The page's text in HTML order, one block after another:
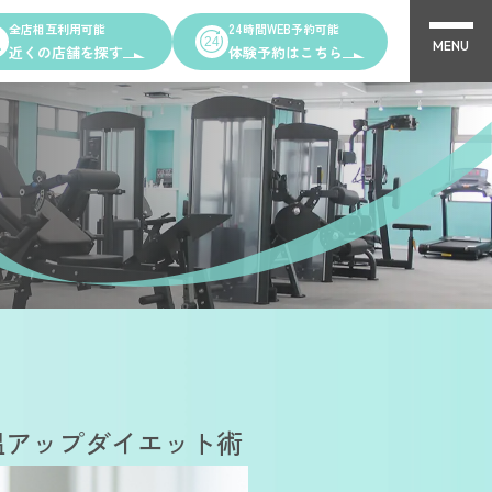
全店相互利用可能
近くの店舗を探す
24時間WEB予約可能
体験予約はこちら MENU
Other Shops
完全個室PRIVATE GYM Highness
24時間ジム Amazones & Hercules
AMAZONES ONLINE SHOP
ップダイエット術